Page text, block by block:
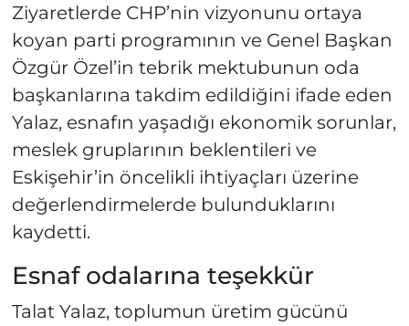
Ziyaretlerde CHP’nin vizyonunu ortaya
koyan parti programının ve Genel Başkan
Özgür Özel’in tebrik mektubunun oda
başkanlarına takdim edildiğini ifade eden
Yalaz, esnafın yaşadığı ekonomik sorunlar,
meslek gruplarının beklentileri ve
Eskişehir’in öncelikli ihtiyaçları üzerine
değerlendirmelerde bulunduklarını
kaydetti.
Esnaf odalarına teşekkür
Talat Yalaz, toplumun üretim gücünü